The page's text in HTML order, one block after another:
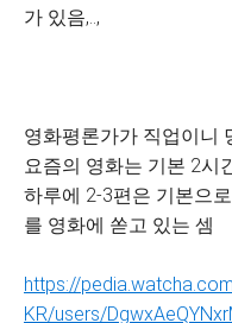
가 있음,..,
영화평론가가 직업이니
요즘의 영화는 기본 2시
하루에 2-3편은 기본으
를 영화에 쏟고 있는 셈
https://
KR/users/